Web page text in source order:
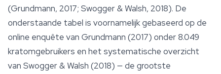
(Grundmann, 2017; Swogger & Walsh, 2018). De
onderstaande tabel is voornamelijk gebaseerd op de
online enquête van Grundmann (2017) onder 8.049
kratomgebruikers en het systematische overzicht
van Swogger & Walsh (2018) — de grootste